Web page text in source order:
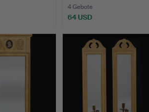
4 Gebote
64 USD